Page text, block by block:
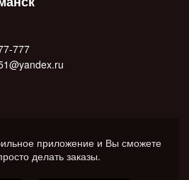
777
приложение и Вы сможете
делать заказы.